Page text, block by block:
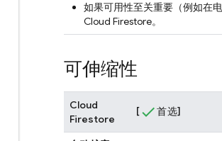
如果可用性至关重要（例如在
Cloud Firestore。
可伸缩性
Cloud
Firestore
[ 首选]